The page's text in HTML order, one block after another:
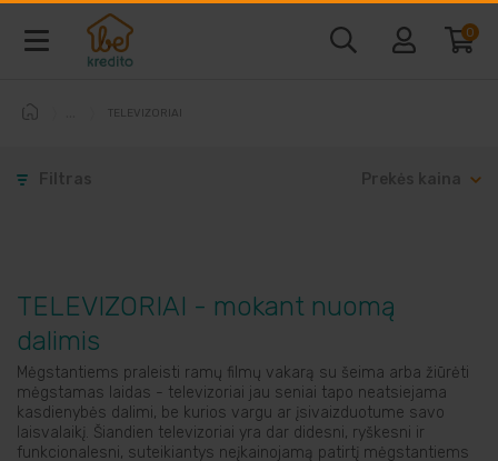
0
Baldai ir interjeras
Telefonai ir kompiuteriai
Buitine technika
Laisvalaikio prekės
Sodo prekės
TELEVIZORIAI
TELEVIZORIAI - mokant nuomą
dalimis
Mėgstantiems praleisti ramų filmų vakarą su šeima arba žiūrėti
mėgstamas laidas - televizoriai jau seniai tapo neatsiejama
kasdienybės dalimi, be kurios vargu ar įsivaizduotume savo
laisvalaikį. Šiandien televizoriai yra dar didesni, ryškesni ir
funkcionalesni, suteikiantys neįkainojamą patirtį mėgstantiems